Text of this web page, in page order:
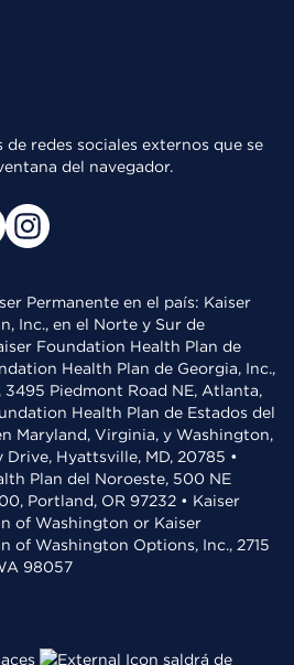
de redes sociales externos que se
del navegador.
Permanente en el país: Kaiser
Inc., en el Norte y Sur de
Foundation Health Plan de
Health Plan de Georgia, Inc.,
3495 Piedmont Road NE, Atlanta,
Health Plan de Estados del
Maryland, Virginia, y Washington,
Drive, Hyattsville, MD, 20785 •
Plan del Noroeste, 500 NE
Portland, OR 97232 • Kaiser
of Washington or Kaiser
of Washington Options, Inc., 2715
98057
saldrá de